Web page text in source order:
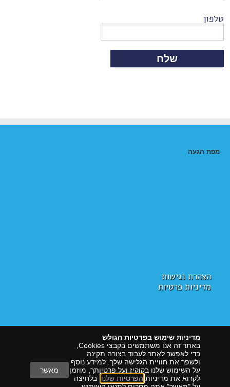
טלפון
מפת הגעה
הצהרת נגישות
מדיניות פרטיות
מדיניות שימוש בפרטיות הגולש
כדי לאפשר לאתר לעבוד בצורה תקינה
ולשפר את חוויית הגלישה שלך. למידע נוסף
על השימוש שלנו בקוקיז ועל פרטיותך, מוזמן
לקרוא את מדיניות הפרטיות שלנו . בלחיצה
מאשר